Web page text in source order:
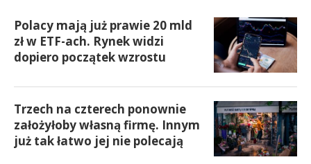
Polacy mają już prawie 20 mld
zł w ETF-ach. Rynek widzi
dopiero początek wzrostu
Trzech na czterech ponownie
założyłoby własną firmę. Innym
już tak łatwo jej nie polecają